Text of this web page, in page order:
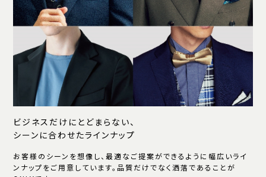
ビジネスだけにとどまらない、
シーンに合わせたラインナップ
お客様のシーンを想像し、最適なご提案ができるように幅広いライ
ンナップをご用意しています。品質だけでなく洒落であることが